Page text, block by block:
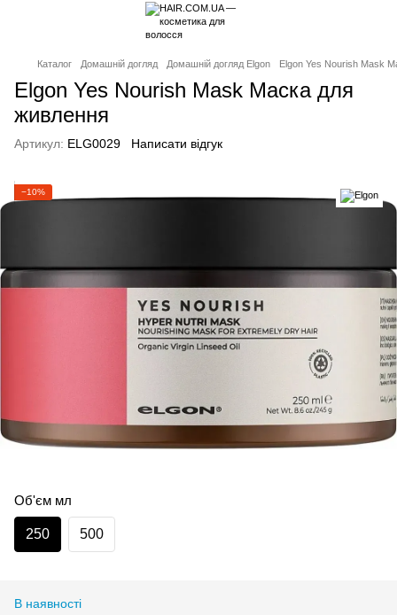
Каталог Домашній догляд Домашній догляд Elgon Elgon Yes Nourish Mask
Elgon Yes Nourish Mask Маска для
живлення
Артикул: ELG0029 Написати відгук
−10%
Об'єм мл
250 500
В наявності